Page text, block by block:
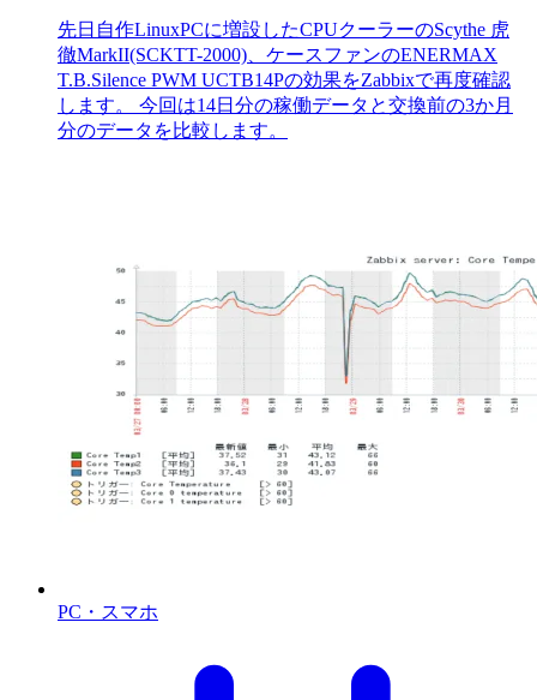
先日自作LinuxPCに増設したCPUクーラーのScythe 虎
徹MarkII(SCKTT-2000)、ケースファンのENERMAX
T.B.Silence PWM UCTB14Pの効果をZabbixで再度確認
します。 今回は14日分の稼働データと交換前の3か月
分のデータを比較します。
PC・スマホ